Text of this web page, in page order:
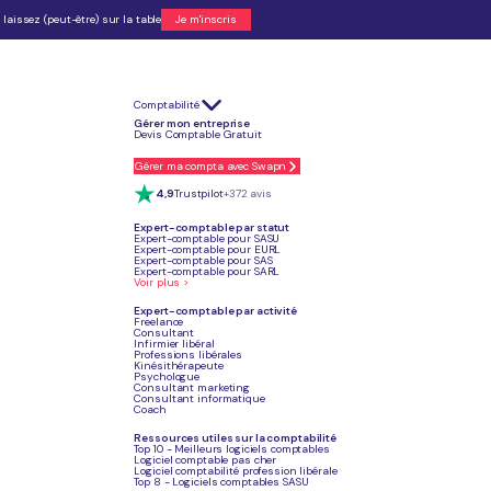
laissez (peut-être) sur la table Je m'inscris
Comptabilité
Gérer mon entreprise
Devis Comptable Gratuit
Gérer ma compta avec Swapn
4,9Trustpilot+372 avis
Expert-comptable par statut
Expert-comptable pour SASU
Expert-comptable pour EURL
Expert-comptable pour SAS
Expert-comptable pour SARL
Voir plus >
Expert-comptable par activité
Freelance
Consultant
Infirmier libéral
Professions libérales
Kinésithérapeute
Psychologue
Consultant marketing
Consultant informatique
Coach
Ressources utiles sur la comptabilité
Top 10 - Meilleurs logiciels comptables
Logiciel comptable pas cher
Logiciel comptabilité profession libérale
Top 8 - Logiciels comptables SASU
ou repreneurs d'entreprise pendant leur première année d'activité.
du RSA, jeunes de moins de 26 ans ou entrepreneurs en zone prioritaire y ont
50 % à seulement 25 % des cotisations sociales.
démarches administratives gérées et conseils sur le bon statut juridique.
Confier ma compta